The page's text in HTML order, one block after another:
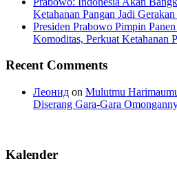
Ketahanan Pangan Jadi
Presiden Prabowo Pimpin
Komoditas, Perkuat Ketahanan
Recent Comments
Леонид on Mulutmu
Diserang Gara-Gara
Kalender